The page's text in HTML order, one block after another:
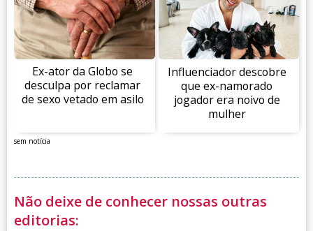
Ex-ator da Globo se
desculpa por reclamar
de sexo vetado em asilo
Influenciador descobre
que ex-namorado
jogador era noivo de
mulher
sem notícia
Não deixe de conhecer nossas outras
editorias: